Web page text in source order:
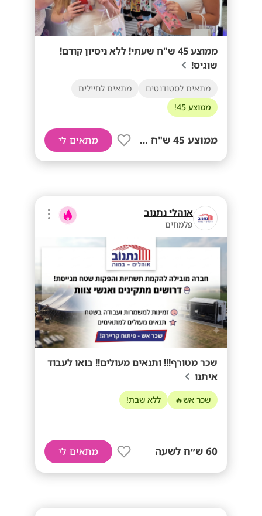
ממוצע 45 ש"ח שעתי! ללא ניסיון קודם!
שוגיס!
מתאים לסטודנטים
מתאים לחיילים
ממוצע 45!
ממוצע 45 ש"ח שעתי! מתאים לי
אוהלי נתנוב
פלמחים
שכר מטורף!!! ותנאים מעולים!! בואו לעבוד
איתנו
שכר אש🔥 ללא שבת!
60 ש״ח לשעה מתאים לי